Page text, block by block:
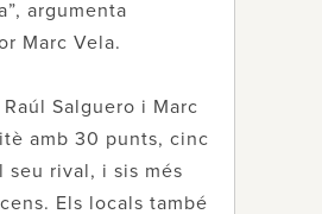
argumenta
Marc Vela.
Raúl Salguero i Marc
amb 30 punts, cinc
seu rival, i sis més
Els locals també